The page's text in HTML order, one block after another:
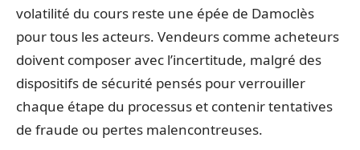
volatilité du cours reste une épée de Damoclès
pour tous les acteurs. Vendeurs comme acheteurs
doivent composer avec l’incertitude, malgré des
dispositifs de sécurité pensés pour verrouiller
chaque étape du processus et contenir tentatives
de fraude ou pertes malencontreuses.